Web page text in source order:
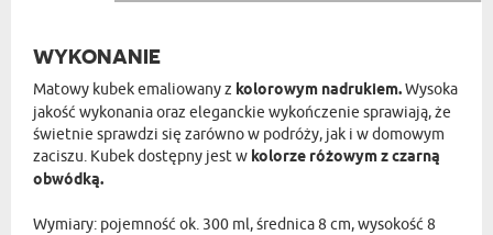
WYKONANIE
Matowy kubek emaliowany z kolorowym nadrukiem.Wysoka
jakość wykonania oraz eleganckie wykończenie sprawiają, że
świetnie sprawdzi się zarówno w podróży, jak i w domowym
zaciszu. Kubek dostępny jest w kolorze różowym z czarną
obwódką.
Wymiary: pojemność ok. 300 ml, średnica 8 cm, wysokość 8